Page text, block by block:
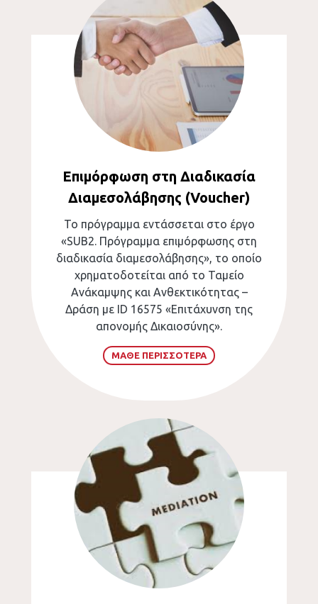
Επιμόρφωση στη Διαδικασία
Διαμεσολάβησης (Voucher)
Το πρόγραμμα εντάσσεται στο έργο
«SUB2. Πρόγραμμα επιμόρφωσης στη
διαδικασία διαμεσολάβησης», το οποίο
χρηματοδοτείται από το Ταμείο
Ανάκαμψης και Ανθεκτικότητας –
Δράση με ID 16575 «Επιτάχυνση της
απονομής Δικαιοσύνης».
ΜΑΘΕ ΠΕΡΙΣΣΟΤΕΡΑ